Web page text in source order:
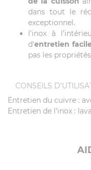
dans tout le
exceptionnel.
l'inox à
d'entretien
pas les
CONSEILS
Entretien du cuivre :
Entretien de l’inox :